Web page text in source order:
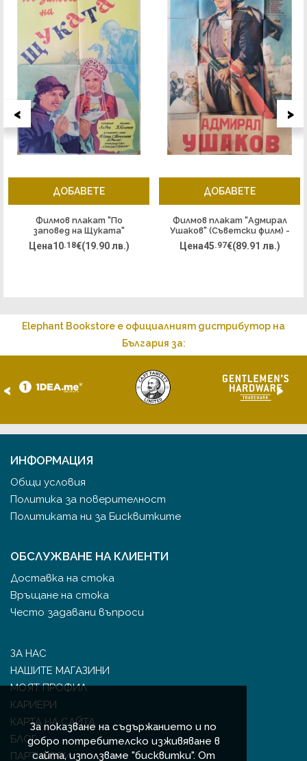
За показване на съдържанието и по
добро потребителско изживяване в
сайта, използваме "бисквитки". От
ДОБАВЕТЕ
Филмов плакат "По
заповед на Щуката"
(СССР) - 1938
Цена10.18€(19.90 лв.)
ДОБАВЕТЕ
Филмов плакат "Адмирал
Ушаков" (Съветски филм) -
1953
Цена45.97€(89.91 лв.)
< >
Elephant Bookstore е официалният дистрибутор на
България за:
< >
ИНФОРМАЦИЯ
Общи условия
Политика за поверителност
Политиката ни за Бисквитките
ОБСЛУЖВАНЕ НА КЛИЕНТИ
Доставка на стока
Връщане на стока
Често задавани въпроси
ЗА НАС
НАШИТЕ МАГАЗИНИ
МОЯТ ПРОФИЛ
КАРИЕРИ
КАРТА НА САЙТА
БЛОГ
ПАРТНЬОРИ